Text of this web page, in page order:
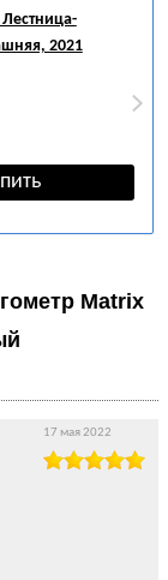
Лестница-
2021
Matrix
17 мая 2022